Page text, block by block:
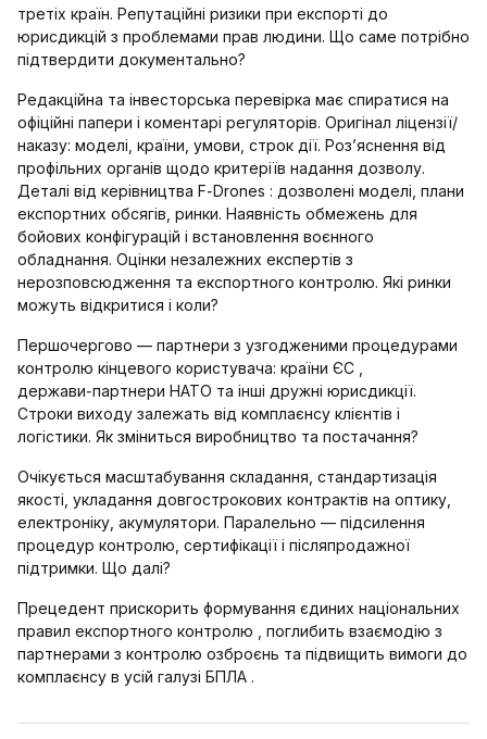
третіх країн. Репутаційні ризики при експорті до
юрисдикцій з проблемами прав людини. Що саме потрібно
підтвердити документально?
Редакційна та інвесторська перевірка має спиратися на
офіційні папери і коментарі регуляторів. Оригінал ліцензії/
наказу: моделі, країни, умови, строк дії. Роз’яснення від
профільних органів щодо критеріїв надання дозволу.
Деталі від керівництва F‑Drones : дозволені моделі, плани
експортних обсягів, ринки. Наявність обмежень для
бойових конфігурацій і встановлення воєнного
обладнання. Оцінки незалежних експертів з
нерозповсюдження та експортного контролю. Які ринки
можуть відкритися і коли?
Першочергово — партнери з узгодженими процедурами
контролю кінцевого користувача: країни ЄС ,
держави‑партнери НАТО та інші дружні юрисдикції.
Строки виходу залежать від комплаєнсу клієнтів і
логістики. Як зміниться виробництво та постачання?
Очікується масштабування складання, стандартизація
якості, укладання довгострокових контрактів на оптику,
електроніку, акумулятори. Паралельно — підсилення
процедур контролю, сертифікації і післяпродажної
підтримки. Що далі?
Прецедент прискорить формування єдиних національних
правил експортного контролю , поглибить взаємодію з
партнерами з контролю озброєнь та підвищить вимоги до
комплаєнсу в усій галузі БПЛА .